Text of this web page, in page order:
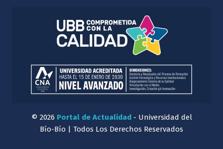
© 2026 Portal de Actualidad- Universidad del
Bío-Bío | Todos Los Derechos Reservados